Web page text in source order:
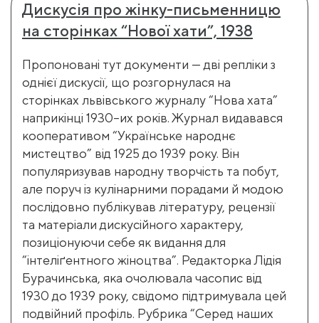
Дискусія про жінку-письменницю
на сторінках “Нової хати”, 1938
Пропоновані тут документи — дві репліки з
однієї дискусії, що розгорнулася на
сторінках львівського журналу “Нова хата”
наприкінці 1930–их років. Журнал видавався
кооперативом “Українське народнє
мистецтво” від 1925 до 1939 року. Він
популяризував народну творчість та побут,
але поруч із кулінарними порадами й модою
послідовно публікував літературу, рецензії
та матеріали дискусійного характеру,
позиціонуючи себе як видання для
“інтеліґентного жіноцтва”. Редакторка Лідія
Бурачинська, яка очолювала часопис від
1930 до 1939 року, свідомо підтримувала цей
подвійний профіль. Рубрика “Серед наших